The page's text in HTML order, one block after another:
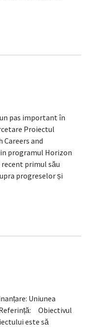
pas important în
Proiectul
Careers and
programul Horizon
recent primul său
progreselor și
Uniunea
Obiectivul
este să